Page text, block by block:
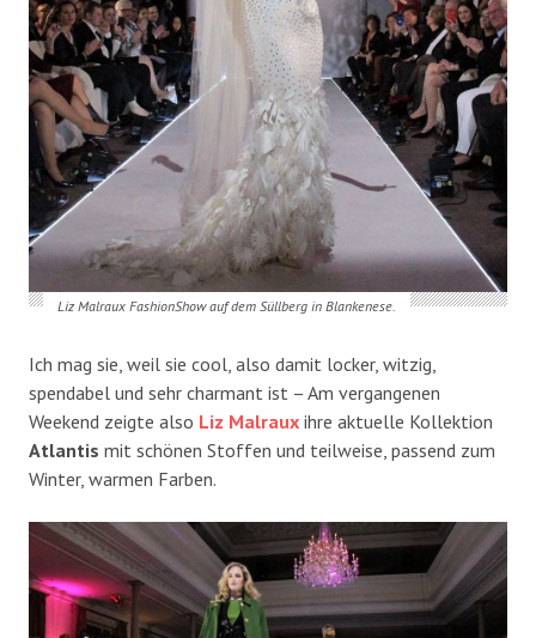
Liz Malraux FashionShow auf dem Süllberg in Blankenese.
Ich mag sie, weil sie cool, also damit locker, witzig,
spendabel und sehr charmant ist – Am vergangenen
Weekend zeigte also Liz Malraux ihre aktuelle Kollektion
Atlantis mit schönen Stoffen und teilweise, passend zum
Winter, warmen Farben.